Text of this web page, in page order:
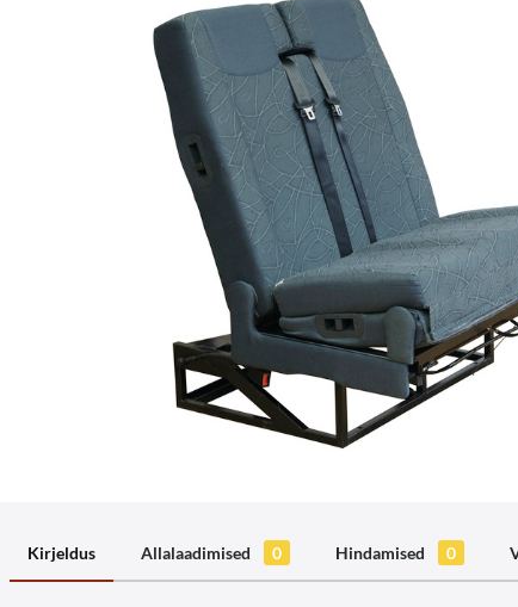
Kirjeldus Allalaadimised 0 Hindamised 0